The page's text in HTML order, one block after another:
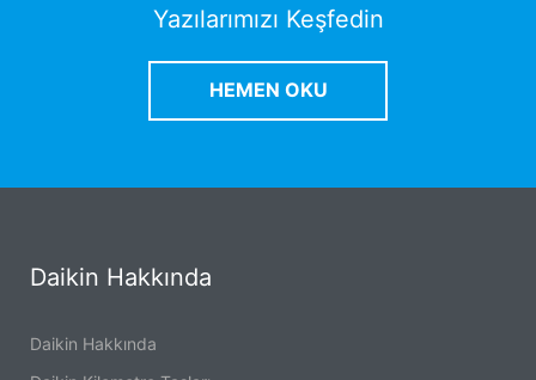
Yazılarımızı Keşfedin
HEMEN OKU
Daikin Hakkında
Daikin Hakkında